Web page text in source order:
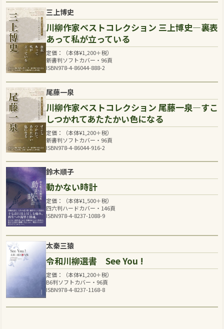
三上博史
川柳作家ベストコレクション 三上博史―裏表
あって私が立っている
定価：（本体¥1,200＋税）
新書判ソフトカバー・96頁
ISBN978-4-86044-888-2
尾藤一泉
川柳作家ベストコレクション 尾藤一泉―すこ
しつかれてあたたかい色になる
定価：（本体¥1,200＋税）
新書判ソフトカバー・96頁
ISBN978-4-86044-916-2
鈴木順子
動かない時計
定価：（本体¥1,500＋税）
四六判ハードカバー・146頁
ISBN978-4-8237-1088-9
太秦三猿
令和川柳選書 See You !
定価：（本体¥1,200＋税）
B6判ソフトカバー・96頁
ISBN978-4-8237-1168-8